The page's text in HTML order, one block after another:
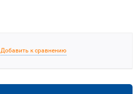
Добавить к сравнению